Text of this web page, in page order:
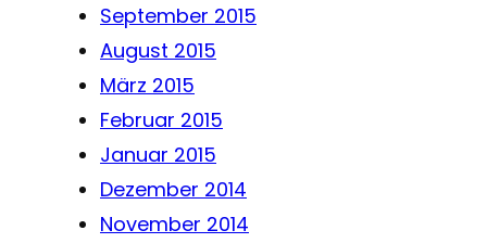
September 2015
August 2015
März 2015
Februar 2015
Januar 2015
Dezember 2014
November 2014